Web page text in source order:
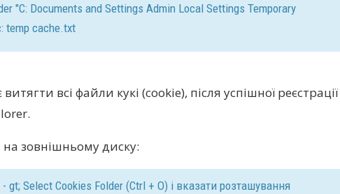
"C: Documents and Settings Admin Local Settings Temporary
temp cache.txt
всі файли кукі (cookie), після успішної реєстрації
зовнішньому диску:
Select Cookies Folder (Ctrl + O) і вказати розташування